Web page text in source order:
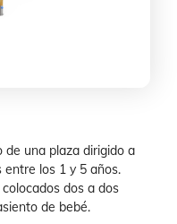
de una plaza dirigido a
entre los 1 y 5 años.
dos a dos
de bebé.